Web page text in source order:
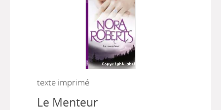
texte imprimé
Le Menteur